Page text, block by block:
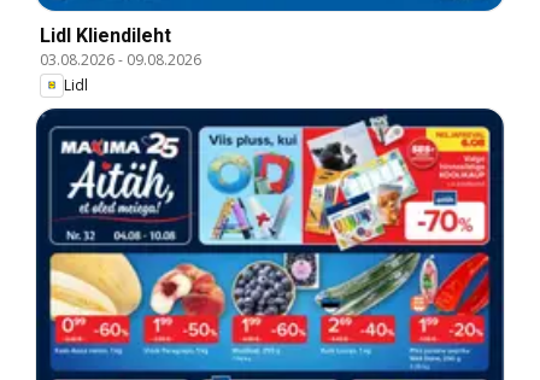
Lidl Kliendileht
03.08.2026- 09.08.2026
Lidl